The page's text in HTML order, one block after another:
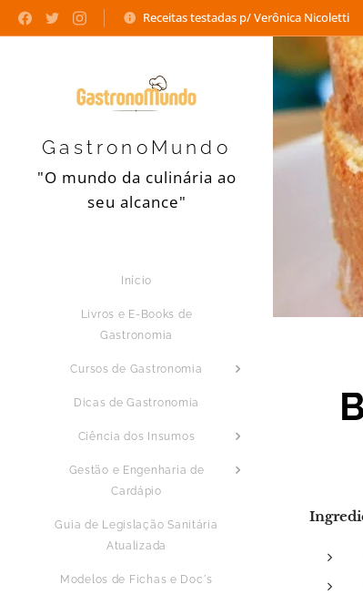
Receitas testadas p/ Verônica Nicoletti
GastronoMundo
"O mundo da culinária ao
seu alcance"
Início
Livros e E-Books de
Gastronomia
Cursos de Gastronomia
Dicas de Gastronomia
Ciência dos Insumos
Gestão e Engenharia de
Cardápio
Guia de Legislação Sanitária
Atualizada
Modelos de Fichas e Doc´s